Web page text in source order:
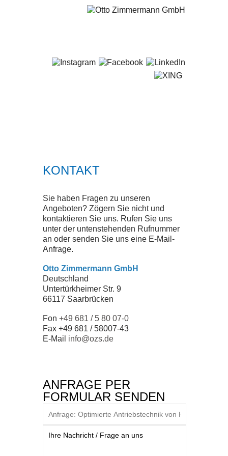
SMART SOLUTIONS
QUALITÄT
ZERTIFIKATE
SEMINARE
DOWNLOADS
UNTERNEHMEN
GESCHICHTE
KONTAKT
Sie haben Fragen zu unseren
Angeboten? Zögern Sie nicht und
kontaktieren Sie uns. Rufen Sie uns
unter der untenstehenden Rufnummer
an oder senden Sie uns eine E-Mail-
Anfrage.
Otto Zimmermann GmbH
Deutschland
Untertürkheimer Str. 9
66117 Saarbrücken
Fon +49 681 / 5 80 07-0
Fax +49 681 / 58007-43
E-Mail info@ozs.de
ANFRAGE PER
FORMULAR SENDEN